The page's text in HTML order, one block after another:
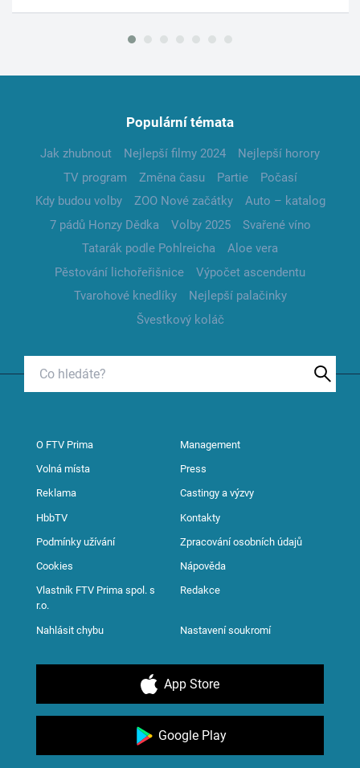
Populární témata
Jak zhubnout Nejlepší filmy 2024
Nejlepší horory
TV program
Změna času Partie
Počasí
Kdy budou volby
ZOO Nové začátky
Auto – katalog
7 pádů Honzy Dědka
Volby 2025
Svařené víno
Tatarák podle Pohlreicha
Aloe vera
Pěstování lichořeřišnice
Výpočet ascendentu
Tvarohové knedlíky
Nejlepší palačinky
Švestkový koláč
O FTV Prima Management
Volná místa Press
Reklama Castingy a výzvy
HbbTV Kontakty
Podmínky užívání Zpracování osobních údajů
Cookies Nápověda
Vlastník FTV Prima spol. s
r.o.
Redakce
Nahlásit chybu Nastavení soukromí
App Store
Google Play